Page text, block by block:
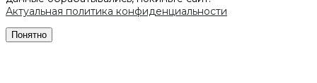
Актуальная политика конфиденциальности
Понятно